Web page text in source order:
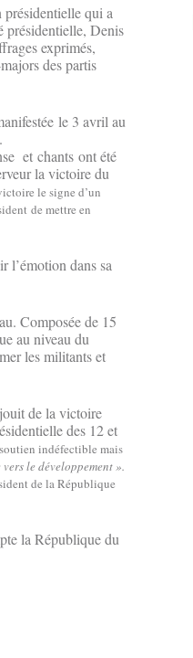
qui a
présidentielle, Denis
exprimés,
des partis
le 3 avril au
et chants ont été
la victoire du
le signe d’un
de mettre en
l’émotion dans sa
Composée de 15
au niveau du
les militants et
de la victoire
des 12 et
indéfectible mais
le développement ».
de la République
la République du